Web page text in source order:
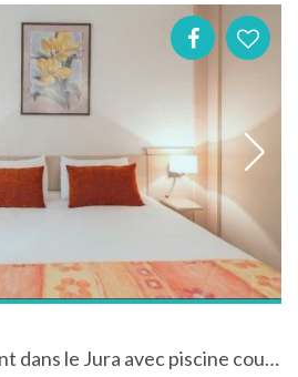
Hotel Le Bois Dormant dans le Jura avec piscine couverte